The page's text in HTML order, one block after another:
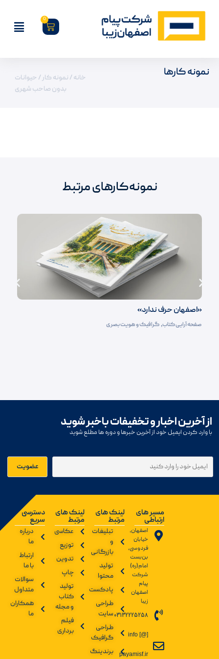
0
نمونه کارها خانه / نمونه کار/ حیوانات
بدون صاحب شهری
نمونه‌کارهای مرتبط
«اصفهان حرف ندارد»
صفحه آرایی کتاب‌, گرافیک و هویت بصری
از آخرین اخبار و تخفیفات باخبر شوید
با وارد کردن ایمیل خود از آخرین خبرها و دوره ها مطلع شوید
مسیر های
ارتباطی
اصفهان،
خیابان
فردوسی،
بن‌بست
امام(ره)
شرکت
پیام
اصفهان
زیبا
03132225258
info [@]
payamisf.ir
لینک های
مرتبط
تبلیغات
و
بازرگانی
تولید
محتوا
پادکست
طراحی
سایت
طراحی
گرافیک
برندینگ
لینک های
مرتبط
عکاسی
توزیع
تدوین
چاپ
تولید
کتاب
و مجله
فیلم
برداری
دسترسی
سریع
درباره
ما
ارتباط
با ما
سوالات
متداول
همکاران
ما